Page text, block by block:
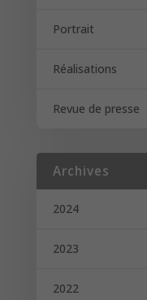
Portrait
Réalisations
Revue de presse
Archives
2024
2023
2022